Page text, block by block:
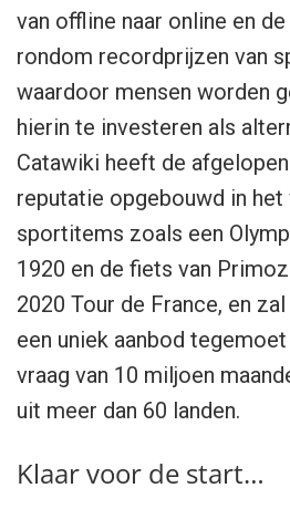
van offline naar online en
rondom recordprijzen van
waardoor mensen worden
hierin te investeren als
Catawiki heeft de
reputatie opgebouwd in het
sportitems zoals een
1920 en de fiets van
2020 Tour de France, en
een uniek aanbod
vraag van 10 miljoen
uit meer dan 60 landen.
Klaar voor de start…